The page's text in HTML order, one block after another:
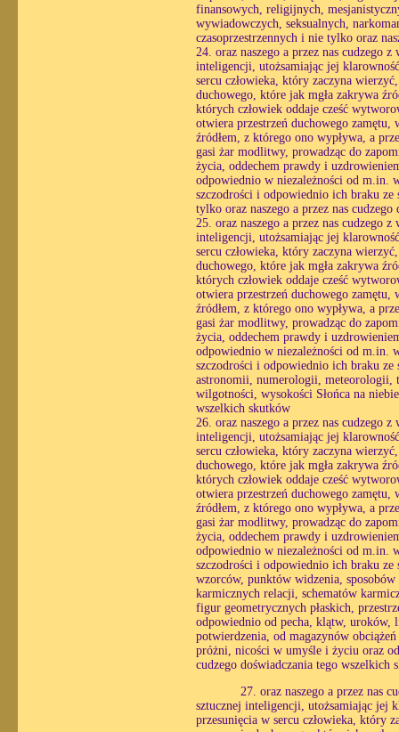
finansowych, religijnych,
wywiadowczych, seksualnych,
czasoprzestrzennych i nie tylko oraz
24. oraz naszego a przez nas cudzego
inteligencji, utożsamiając jej
sercu człowieka, który zaczyna
duchowego, które jak mgła zakrywa
których człowiek oddaje cześć
otwiera przestrzeń duchowego zamętu,
źródłem, z którego ono wypływa, a
gasi żar modlitwy, prowadząc do
życia, oddechem prawdy i
odpowiednio w niezależności od m.in.
szczodrości i odpowiednio ich braku
tylko oraz naszego a przez nas
25. oraz naszego a przez nas cudzego
inteligencji, utożsamiając jej
sercu człowieka, który zaczyna
duchowego, które jak mgła zakrywa
których człowiek oddaje cześć
otwiera przestrzeń duchowego zamętu,
źródłem, z którego ono wypływa, a
gasi żar modlitwy, prowadząc do
życia, oddechem prawdy i
odpowiednio w niezależności od m.in.
szczodrości i odpowiednio ich braku
astronomii, numerologii, meteorologii,
wilgotności, wysokości Słońca na
wszelkich skutków
26. oraz naszego a przez nas cudzego
inteligencji, utożsamiając jej
sercu człowieka, który zaczyna
duchowego, które jak mgła zakrywa
których człowiek oddaje cześć
otwiera przestrzeń duchowego zamętu,
źródłem, z którego ono wypływa, a
gasi żar modlitwy, prowadząc do
życia, oddechem prawdy i
odpowiednio w niezależności od m.in.
szczodrości i odpowiednio ich braku
wzorców, punktów widzenia,
karmicznych relacji, schematów
figur geometrycznych płaskich,
odpowiednio od pecha, klątw, uroków,
potwierdzenia, od magazynów
próżni, nicości w umyśle i życiu oraz
cudzego doświadczania tego wszelkich
27. oraz naszego a przez nas
sztucznej inteligencji, utożsamiając jej
przesunięcia w sercu człowieka, który